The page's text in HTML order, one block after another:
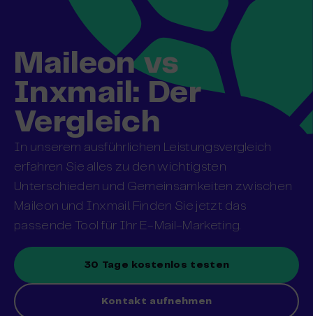
Maileon vs
Inxmail: Der
Vergleich
In unserem ausführlichen Leistungsvergleich
erfahren Sie alles zu den wichtigsten
Unterschieden und Gemeinsamkeiten zwischen
Maileon und Inxmail. Finden Sie jetzt das
passende Tool für Ihr E-Mail-Marketing.
30 Tage kostenlos testen
Kontakt aufnehmen